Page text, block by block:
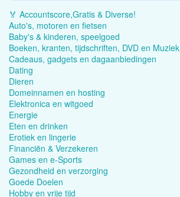
🏅 Accountscore,Gratis & Diverse!
Auto's, motoren en fietsen
Baby's & kinderen, speelgoed
Boeken, kranten, tijdschriften, DVD en Muziek
Cadeaus, gadgets en dagaanbiedingen
Dating
Dieren
Domeinnamen en hosting
Elektronica en witgoed
Energie
Eten en drinken
Erotiek en lingerie
Financiën & Verzekeren
Games en e-Sports
Gezondheid en verzorging
Goede Doelen
Hobby en vrije tijd